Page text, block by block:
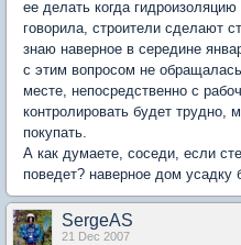
ее делать когда
говорила, строители сделают
знаю наверное в середине
с этим вопросом не
месте, непосредственно с
контролировать будет трудно,
покупать.
А как думаете, соседи, если
поведет? наверное дом усадку
SergeAS
21 Dec 2007